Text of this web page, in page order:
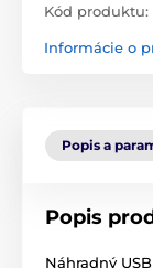
Kód produktu:
Informácie o
Popis a
Popis
Náhradný